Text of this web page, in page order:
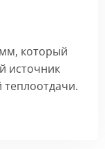
который
источник
теплоотдачи.
для